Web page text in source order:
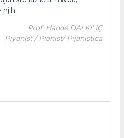
njih.
Prof. Hande DALKILIÇ
Piyanist / Pianist/ Pijanistica